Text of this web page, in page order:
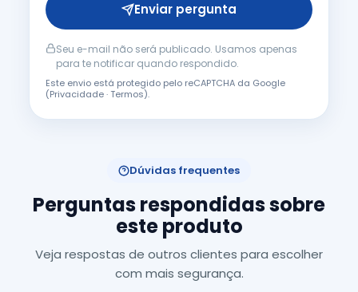
Enviar pergunta
Seu e-mail não será publicado. Usamos apenas
para te notificar quando respondido.
Este envio está protegido pelo reCAPTCHA da Google
(Privacidade·Termos).
Dúvidas frequentes
Perguntas respondidas sobre
este produto
Veja respostas de outros clientes para escolher
com mais segurança.